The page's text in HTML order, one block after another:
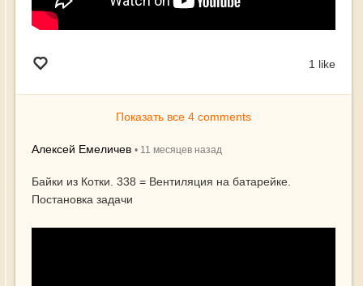
1 like
Показать все 4 comments
Алексей Емеличев • 11 месяцев назад
Байки из Котки. 338 = Вентиляция на батарейке.
Постановка задачи